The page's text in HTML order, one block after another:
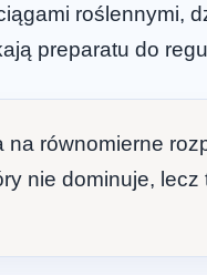
preparatu do
na równomierne
nie dominuje,